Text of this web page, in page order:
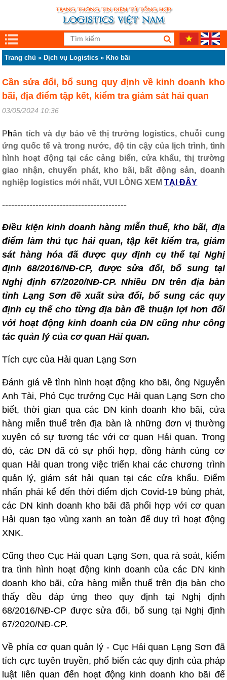
Trang chủ » Dịch vụ Logistics » Kho bãi
Cần sửa đổi, bổ sung quy định về kinh doanh kho
bãi, địa điểm tập kết, kiểm tra giám sát hải quan
03/05/2024 10:36
P hân tích và dự báo về thị trường logistics, chuỗi cung
ứng quốc tế và trong nước, độ tin cậy của lịch trình, tình
hình hoạt động tại các cảng biển, cửa khẩu, thị trường
giao nhận, chuyển phát, kho bãi, bất động sản, doanh
nghiệp logistics mới nhất, VUI LÒNG XEM TẠI ĐÂY
-----------------------------------------
Điều kiện kinh doanh hàng miễn thuế, kho bãi, địa
điểm làm thủ tục hải quan, tập kết kiểm tra, giám
sát hàng hóa đã được quy định cụ thể tại Nghị
định 68/2016/NĐ-CP, được sửa đổi, bổ sung tại
Nghị định 67/2020/NĐ-CP. Nhiều DN trên địa bàn
tỉnh Lạng Sơn đề xuất sửa đổi, bổ sung các quy
định cụ thể cho từng địa bàn đề thuận lợi hơn đối
với hoạt động kinh doanh của DN cũng như công
tác quản lý của cơ quan Hải quan.
Tích cực của Hải quan Lạng Sơn
Đánh giá về tình hình hoạt động kho bãi, ông Nguyễn
Anh Tài, Phó Cục trưởng Cục Hải quan Lạng Sơn cho
biết, thời gian qua các DN kinh doanh kho bãi, cửa
hàng miễn thuế trên địa bàn là những đơn vị thường
xuyên có sự tương tác với cơ quan Hải quan. Trong
đó, các DN đã có sự phối hợp, đồng hành cùng cơ
quan Hải quan trong việc triển khai các chương trình
quản lý, giám sát hải quan tại các cửa khẩu. Điểm
nhấn phải kể đến thời điểm dịch Covid-19 bùng phát,
các DN kinh doanh kho bãi đã phối hợp với cơ quan
Hải quan tạo vùng xanh an toàn để duy trì hoạt động
XNK.
Cũng theo Cục Hải quan Lạng Sơn, qua rà soát, kiểm
tra tình hình hoạt động kinh doanh của các DN kinh
doanh kho bãi, cửa hàng miễn thuế trên địa bàn cho
thấy đều đáp ứng theo quy định tại Nghị định
68/2016/NĐ-CP được sửa đổi, bổ sung tại Nghị định
67/2020/NĐ-CP.
Về phía cơ quan quản lý - Cục Hải quan Lạng Sơn đã
tích cực tuyên truyền, phổ biến các quy định của pháp
luật liên quan đến hoạt động kinh doanh kho bãi để